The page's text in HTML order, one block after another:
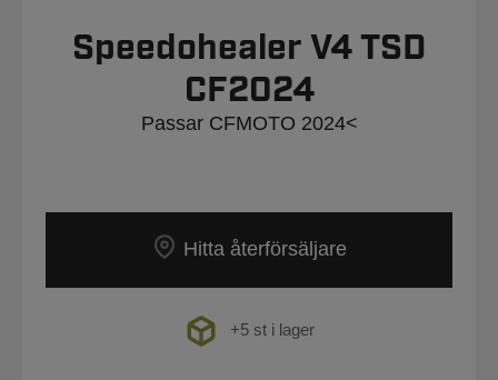
Speedohealer V4 TSD
CF2024
Passar CFMOTO 2024<
Hitta återförsäljare
+5 st i lager